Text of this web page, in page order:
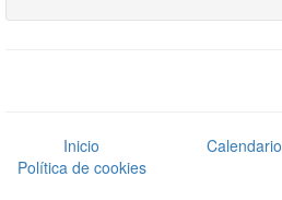
Inicio Calendario
Política de cookies